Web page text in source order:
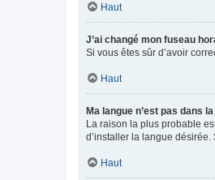
Haut
J’ai changé mon fuseau
Si vous êtes sûr d’avoir
Haut
Ma langue n’est pas dans
La raison la plus probable
d’installer la langue désirée.
Haut